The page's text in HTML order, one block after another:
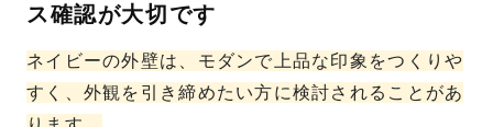
ス確認が大切です
ネイビーの外壁は、モダンで上品な印象をつくりや
すく、外観を引き締めたい方に検討されることがあ